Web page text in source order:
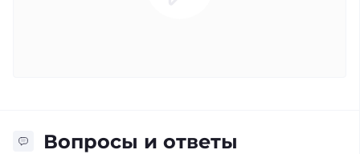
Вопросы и ответы